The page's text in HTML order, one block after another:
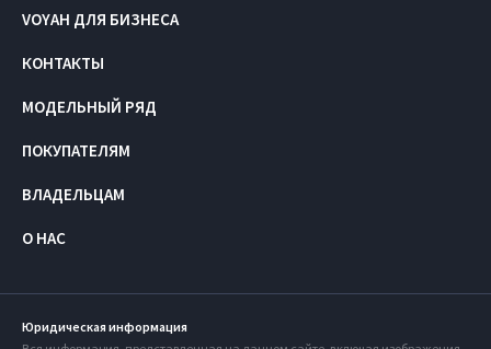
VOYAH ДЛЯ БИЗНЕСА
КОНТАКТЫ
МОДЕЛЬНЫЙ РЯД
ПОКУПАТЕЛЯМ
ВЛАДЕЛЬЦАМ
О НАС
Юридическая информация